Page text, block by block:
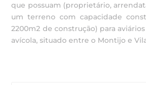
que possuam (proprietário,
um terreno com capacidade
2200m2 de construção) para
avícola, situado entre o Montijo e